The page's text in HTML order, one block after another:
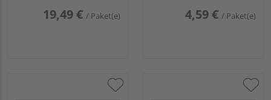
19,49 € / Paket(e) 4,59 € / Paket(e)